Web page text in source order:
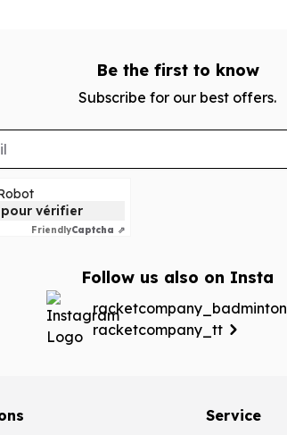
Be the first to know
Subscribe for our best offers.
pour vérifier
FriendlyCaptcha ⇗
Follow us also on Insta
racketcompany_badminton
racketcompany_tt
Service